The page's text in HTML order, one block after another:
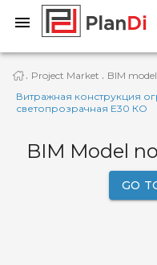
· Project Market · BIM
Витражная конструкция
светопрозрачная Е30 КО
BIM Model
GO